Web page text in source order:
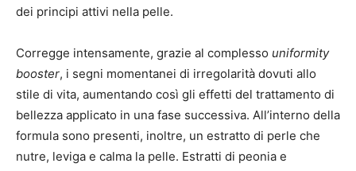
dei principi attivi nella pelle.
Corregge intensamente, grazie al complesso uniformity
booster, i segni momentanei di irregolarità dovuti allo
stile di vita, aumentando così gli effetti del trattamento di
bellezza applicato in una fase successiva. All’interno della
formula sono presenti, inoltre, un estratto di perle che
nutre, leviga e calma la pelle. Estratti di peonia e